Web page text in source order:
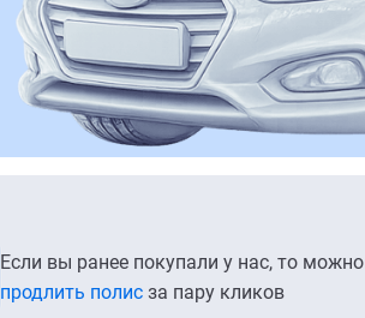
Если вы ранее покупали у нас, то можно
продлить полис за пару кликов